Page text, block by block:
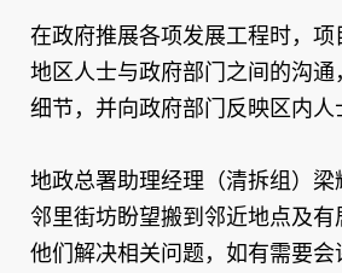
在政府推展各项发展工程时，
地区人士与政府部门之间的沟
细节，并向政府部门反映区内人
地政总署助理经理（清拆组）
邻里街坊盼望搬到邻近地点及
他们解决相关问题，如有需要会